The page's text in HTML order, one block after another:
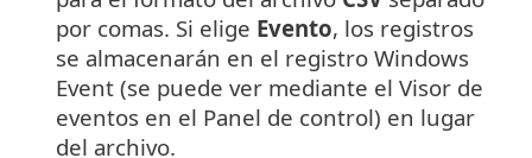
por comas. Si elige Evento, los registros
se almacenarán en el registro Windows
Event (se puede ver mediante el Visor de
eventos en el Panel de control) en lugar
del archivo.